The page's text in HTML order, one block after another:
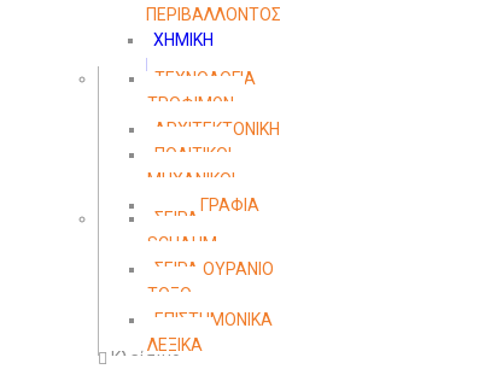
ΠΕΡΙΒΑΛΛΟΝΤΟΣ
ΧΗΜΙΚΗ
ΤΕΧΝΟΛΟΓΙΑ
ΤΡΟΦΙΜΩΝ
ΑΡΧΙΤΕΚΤΟΝΙΚΗ
ΠΟΛΙΤΙΚΟΙ
ΜΗΧΑΝΙΚΟΙ
ΤΟΠΟΓΡΑΦΙΑ
ΣΕΙΡΑ
SCHAUM
ΣΕΙΡΑ ΟΥΡΑΝΙΟ
ΤΟΞΟ
ΕΠΙΣΤΗΜΟΝΙΚΑ
ΛΕΞΙΚΑ
Κλείσιμο